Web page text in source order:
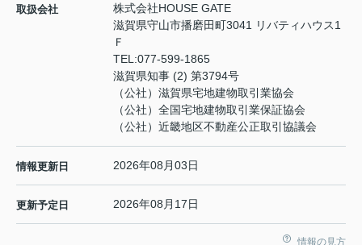
取扱会社
株式会社HOUSE GATE
滋賀県守山市播磨田町3041 リバティハウス1
Ｆ
TEL:077-599-1865
滋賀県知事 (2) 第3794号
（公社）滋賀県宅地建物取引業協会
（公社）全国宅地建物取引業保証協会
（公社）近畿地区不動産公正取引協議会
情報更新日 2026年08月03日
更新予定日 2026年08月17日
情報の見方